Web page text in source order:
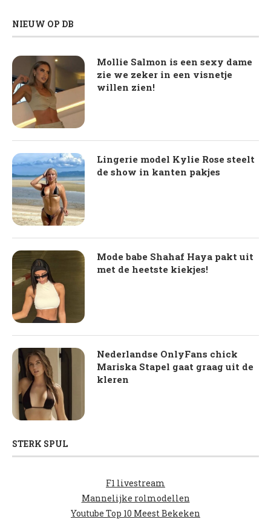
NIEUW OP DB
Mollie Salmon is een sexy dame
zie we zeker in een visnetje
willen zien!
Lingerie model Kylie Rose steelt
de show in kanten pakjes
Mode babe Shahaf Haya pakt uit
met de heetste kiekjes!
Nederlandse OnlyFans chick
Mariska Stapel gaat graag uit de
kleren
STERK SPUL
F1 livestream
Mannelijke rolmodellen
Youtube Top 10 Meest Bekeken